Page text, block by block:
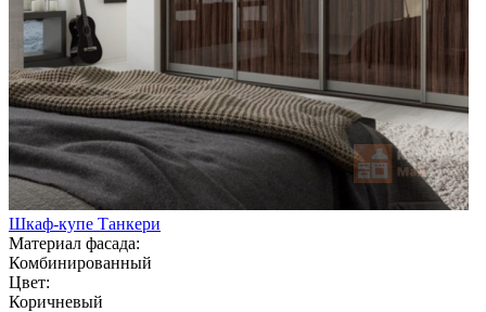
Шкаф-купе Танкери
Материал фасада:
Комбинированный
Цвет:
Коричневый